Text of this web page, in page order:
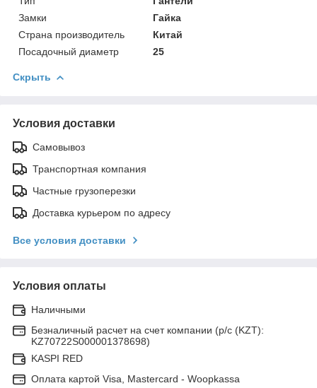
Замки
Гайка
Страна производитель
Китай
Посадочный диаметр
25
Скрыть
Условия доставки
Самовывоз
Транспортная компания
Частные грузоперезки
Доставка курьером по адресу
Все условия доставки
Условия оплаты
Наличными
Безналичный расчет на счет компании (р/с (KZT):
KZ70722S000001378698)
KASPI RED
Оплата картой Visa, Mastercard - Woopkassa